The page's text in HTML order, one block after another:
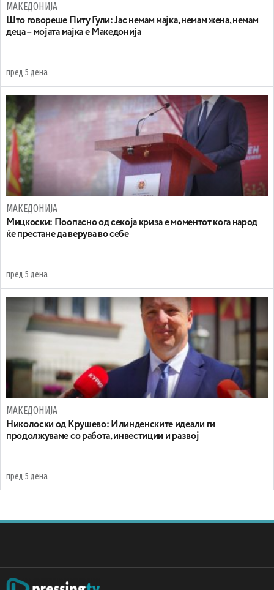
МАКЕДОНИЈА
Што говореше Питу Гули: Јас немам мајка, немам жена, немам
деца – мојата мајка е Македонија
пред 5 дена
МАКЕДОНИЈА
Мицкоски: Поопасно од секоја криза е моментот кога народ
ќе престане да верува во себе
пред 5 дена
МАКЕДОНИЈА
Николоски од Крушево: Илинденските идеали ги
продолжуваме со работа, инвестиции и развој
пред 5 дена